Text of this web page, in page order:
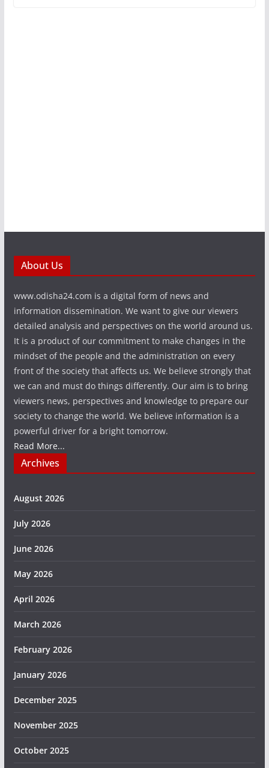
About Us
www.odisha24.com is a digital form of news and
information dissemination. We want to give our viewers
detailed analysis and perspectives on the world around us.
It is a product of our commitment to make changes in the
mindset of the people and the administration on every
front of the society that affects us. We believe strongly that
we can and must do things differently. Our aim is to bring
viewers news, perspectives and knowledge to prepare our
society to change the world. We believe information is a
powerful driver for a bright tomorrow.
Read More...
Archives
August 2026
July 2026
June 2026
May 2026
April 2026
March 2026
February 2026
January 2026
December 2025
November 2025
October 2025